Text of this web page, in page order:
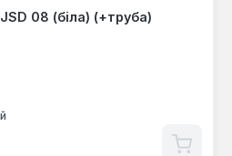
08 (біла) (+труба)